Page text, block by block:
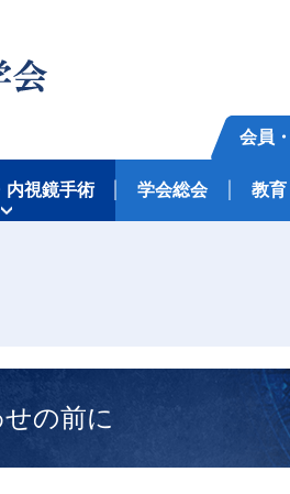
会員
内視鏡手術 学会総会 教
の前に